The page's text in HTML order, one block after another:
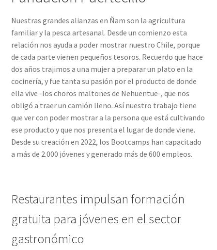
Nuestras grandes alianzas en Ñam son la agricultura
familiar y la pesca artesanal. Desde un comienzo esta
relación nos ayuda a poder mostrar nuestro Chile, porque
de cada parte vienen pequeños tesoros. Recuerdo que hace
dos años trajimos a una mujer a preparar un plato en la
cocinería, y fue tanta su pasión por el producto de donde
ella vive -los choros maltones de Nehuentue-, que nos
obligó a traer un camión lleno. Así nuestro trabajo tiene
que ver con poder mostrar a la persona que está cultivando
ese producto y que nos presenta el lugar de donde viene.
Desde su creación en 2022, los Bootcamps han capacitado
a más de 2.000 jóvenes y generado más de 600 empleos.
Restaurantes impulsan formación
gratuita para jóvenes en el sector
gastronómico